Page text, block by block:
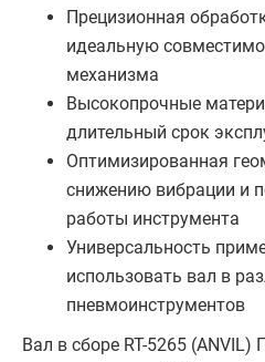
Прецизионная
идеальную
механизма
Высокопрочные
длительный срок
Оптимизированная
снижению вибрации и
работы инструмента
Универсальность
использовать вал в
пневмоинструментов
Вал в сборе RT-5265 (ANVIL)